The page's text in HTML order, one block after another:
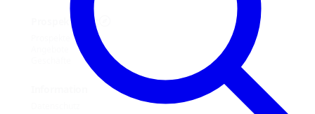
Prospekt-Welt